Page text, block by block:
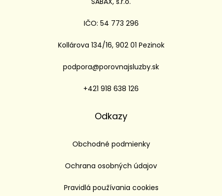
IČO: 54 773 296
Kollárova 134/16, 902 01 Pezinok
podpora@porovnajsluzby.sk
+421 918 638 126
Odkazy
Obchodné podmienky
Ochrana osobných údajov
Pravidlá používania cookies